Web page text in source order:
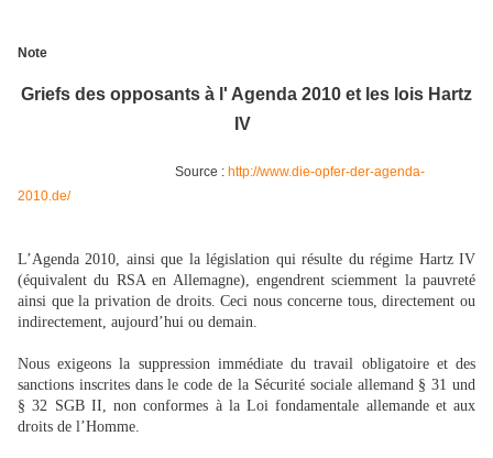
Note
Griefs des opposants à l' Agenda 2010 et les lois Hartz
IV
Source : http://www.die-opfer-der-agenda-
2010.de/
L’Agenda 2010, ainsi que la législation qui résulte du régime Hartz IV
(équivalent du RSA en Allemagne), engendrent sciemment la pauvreté
ainsi que la privation de droits. Ceci nous concerne tous, directement ou
indirectement, aujourd’hui ou demain.
Nous exigeons la suppression immédiate du travail obligatoire et des
sanctions inscrites dans le code de la Sécurité sociale allemand § 31 und
§ 32 SGB II, non conformes à la Loi fondamentale allemande et aux
droits de l’Homme.